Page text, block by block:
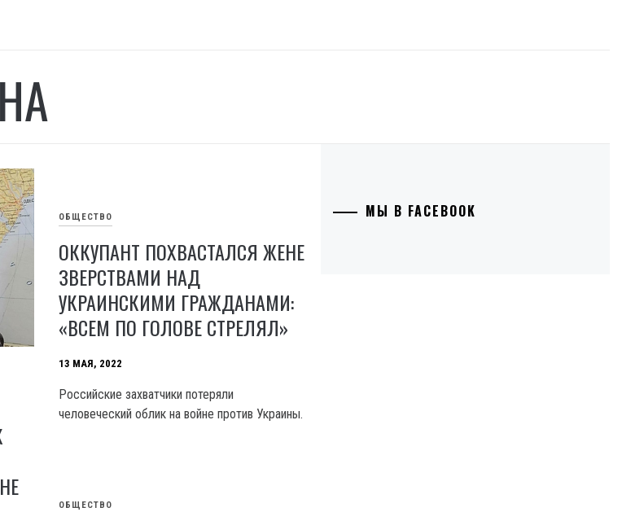
ОБЩЕСТВО
ОККУПАНТ ПОХВАСТАЛСЯ ЖЕНЕ
ЗВЕРСТВАМИ НАД
УКРАИНСКИМИ ГРАЖДАНАМИ:
«ВСЕМ ПО ГОЛОВЕ СТРЕЛЯЛ»
13 МАЯ, 2022
Российские захватчики потеряли
человеческий облик на войне против Украины.
ОБЩЕСТВО
МЫ В FACEBOOK